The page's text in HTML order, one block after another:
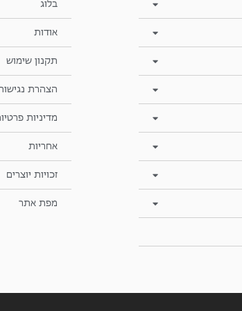
בלוג
אודות
תקנון שימוש
הצהרת
מדיניות
אחריות
זכויות יוצרים
מפת אתר